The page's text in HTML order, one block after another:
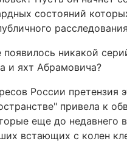
состояний
никакой
и яхт Абрамовича?
России
привела к
еще до недавнего
встающих с колен